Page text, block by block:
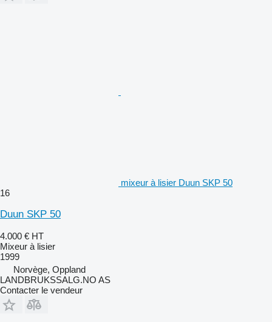
mixeur à lisier Duun SKP 50
16
Duun SKP 50
4.000 € HT
Mixeur à lisier
1999
Norvège, Oppland
LANDBRUKSSALG.NO AS
Contacter le vendeur